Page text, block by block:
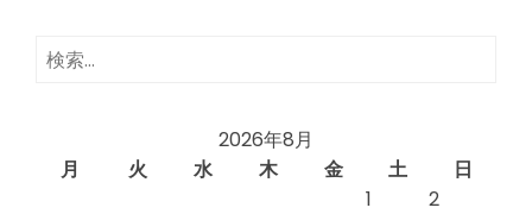
検
2026年8月
月
火 水 木 金 土
日
1
2